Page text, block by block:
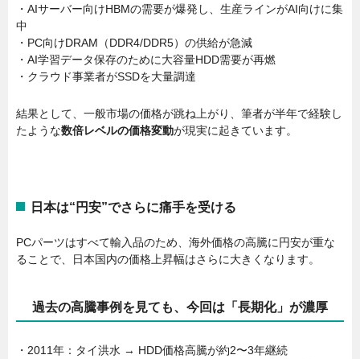
・AIサーバー向けHBMの需要が爆発し、生産ラインがAI向けに集
中
・PC向けDRAM（DDR4/DDR5）の供給が急減
・AI学習データ保存のために大容量HDD需要が再燃
・クラウド事業者がSSDを大量調達
結果として、一般市場の価格が跳ね上がり、筆者が半年で経験し
たような数倍レベルの価格変動が現実に起きています。
日本は“円安”でさらに痛手を受ける
PCパーツはすべて輸入品のため、海外価格の高騰に円安が重な
ることで、日本国内の価格上昇幅はさらに大きくなります。
過去の高騰事例を見ても、今回は「長期化」が濃厚
・2011年：タイ洪水 → HDD価格高騰が約2〜3年継続